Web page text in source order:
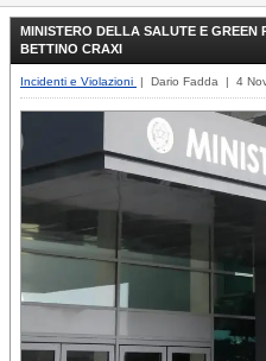
MINISTERO DELLA SALUTE E GREEN
BETTINO CRAXI
Incidenti e Violazioni | Dario Fadda | 4